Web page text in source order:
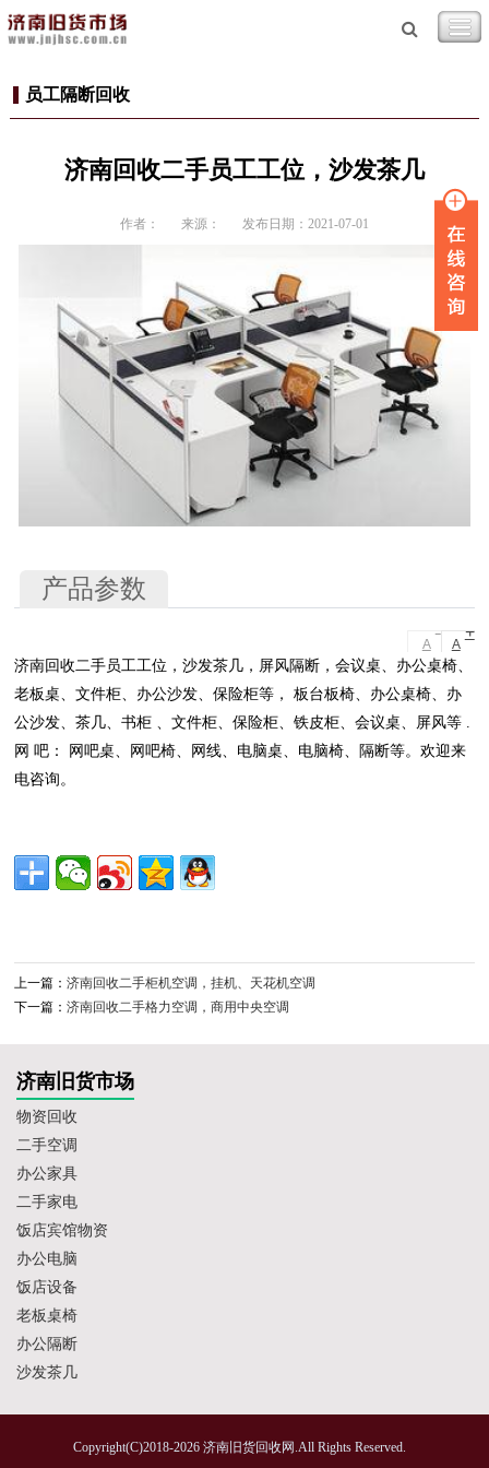
员工隔断回收
济南回收二手员工工位，沙发茶几
作者： 来源： 发布日期：2021-07-01
产品参数
A A
+
济南回收二手员工工位，沙发茶几，屏风隔断，会议桌、办公桌椅、
老板桌、文件柜、办公沙发、保险柜等， 板台板椅、办公桌椅、办
公沙发、茶几、书柜 、文件柜、保险柜、铁皮柜、会议桌、屏风等 .
网 吧： 网吧桌、网吧椅、网线、电脑桌、电脑椅、隔断等。欢迎来
电咨询。
上一篇：济南回收二手柜机空调，挂机、天花机空调
下一篇：济南回收二手格力空调，商用中央空调
济南旧货市场
物资回收
二手空调
办公家具
二手家电
饭店宾馆物资
办公电脑
饭店设备
老板桌椅
办公隔断
沙发茶几
Copyright(C)2018-2026 济南旧货回收网.All Rights Reserved.